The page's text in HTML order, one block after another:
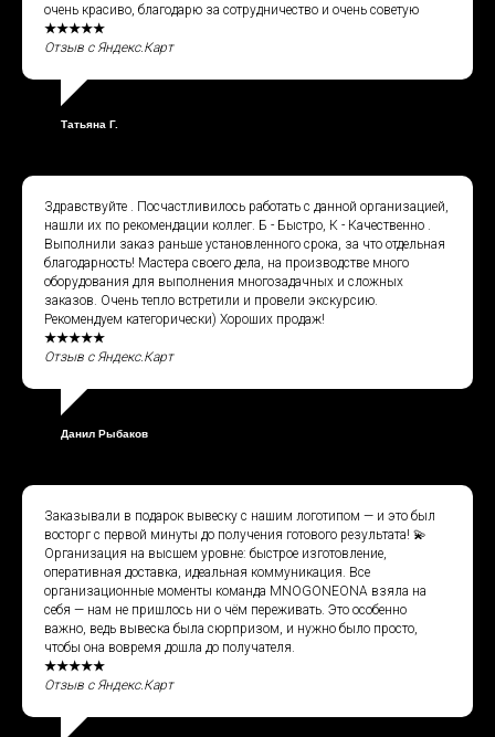
очень красиво, благодарю за сотрудничество и очень советую
★★★★★
Отзыв с Яндекс.Карт
Татьяна Г.
Здравствуйте . Посчастливилось работать с данной организацией,
нашли их по рекомендации коллег. Б - Быстро, К - Качественно .
Выполнили заказ раньше установленного срока, за что отдельная
благодарность! Мастера своего дела, на производстве много
оборудования для выполнения многозадачных и сложных
заказов. Очень тепло встретили и провели экскурсию.
Рекомендуем категорически) Хороших продаж!
★★★★★
Отзыв с Яндекс.Карт
Данил Рыбаков
Заказывали в подарок вывеску с нашим логотипом — и это был
восторг с первой минуты до получения готового результата! 💫
Организация на высшем уровне: быстрое изготовление,
оперативная доставка, идеальная коммуникация. Все
организационные моменты команда MNOGONEONA взяла на
себя — нам не пришлось ни о чём переживать. Это особенно
важно, ведь вывеска была сюрпризом, и нужно было просто,
чтобы она вовремя дошла до получателя.
★★★★★
Отзыв с Яндекс.Карт